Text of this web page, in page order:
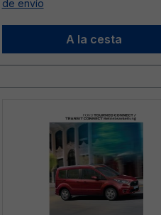
de envío
A la cesta